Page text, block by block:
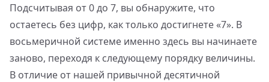
Подсчитывая от 0 до 7, вы обнаружите, что
остаетесь без цифр, как только достигнете «7». В
восьмеричной системе именно здесь вы начинаете
заново, переходя к следующему порядку величины.
В отличие от нашей привычной десятичной